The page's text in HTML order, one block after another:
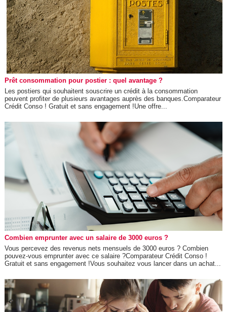
Prêt consommation pour postier : quel avantage ?
Les postiers qui souhaitent souscrire un crédit à la consommation
peuvent profiter de plusieurs avantages auprès des banques.Comparateur
Crédit Conso ! Gratuit et sans engagement !Une offre...
Combien emprunter avec un salaire de 3000 euros ?
Vous percevez des revenus nets mensuels de 3000 euros ? Combien
pouvez-vous emprunter avec ce salaire ?Comparateur Crédit Conso !
Gratuit et sans engagement !Vous souhaitez vous lancer dans un achat...